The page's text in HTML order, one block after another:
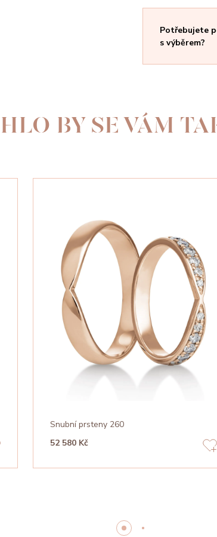
Potřebujete
s výběrem?
BY SE VÁM
Snubní prsteny 260
52 580 Kč